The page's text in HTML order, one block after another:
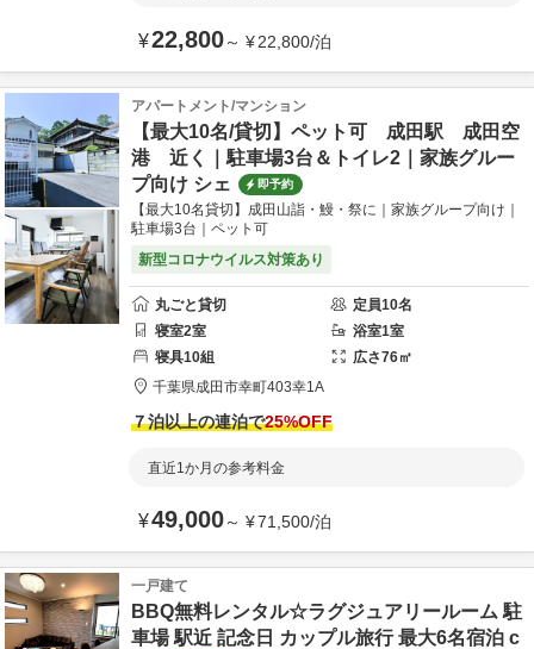
¥22,800～ ¥22,800/泊
アパートメント/マンション
【最大10名/貸切】ペット可 成田駅 成田空
港 近く｜駐車場3台＆トイレ2｜家族グルー
プ向け シェ
即予約
【最大10名貸切】成田山詣・鰻・祭に｜家族グループ向け｜
駐車場3台｜ペット可
新型コロナウイルス対策あり
丸ごと貸切 定員10名
寝室2室 浴室1室
寝具10組 広さ76㎡
千葉県成田市幸町403幸1A
７泊以上の連泊で25%OFF
直近1か月の参考料金
¥49,000～ ¥71,500/泊
一戸建て
BBQ無料レンタル☆ラグジュアリールーム 駐
車場 駅近 記念日 カップル旅行 最大6名宿泊 c